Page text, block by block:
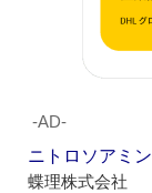
‐AD‐
ニトロソアミ
蝶理株式会社